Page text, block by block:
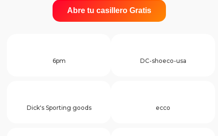
Abre tu casillero Gratis
6pm DC-shoeco-usa
Dick's Sporting goods ecco